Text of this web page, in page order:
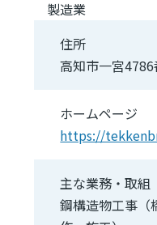
製造業
住所
高知市一宮
ホームページ
https://
主な業務・取組
鋼構造物工事（